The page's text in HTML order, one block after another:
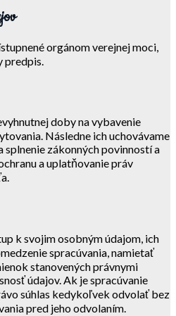
orgánom verejnej moci,
predpis.
doby na vybavenie
Následne ich uchovávame
zákonných povinností a
a uplatňovanie práv
k svojim osobným údajom, ich
spracúvania, namietať
stanovených právnymi
údajov. Ak je spracúvanie
súhlas kedykoľvek odvolať bez
pred jeho odvolaním.